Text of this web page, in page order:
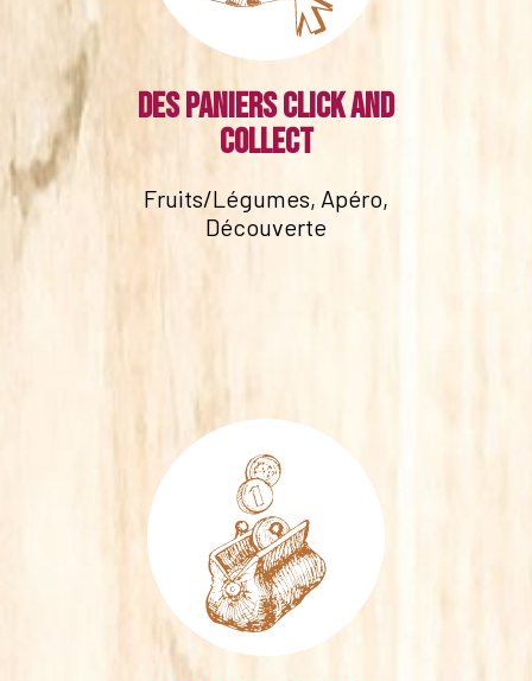
Des paniers click and
collect
Fruits/Légumes, Apéro,
Découverte